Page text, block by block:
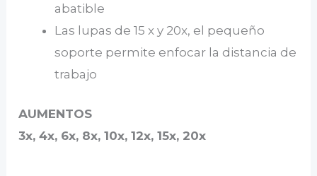
abatible
Las lupas de 15 x y 20x, el pequeño
soporte permite enfocar la distancia de
trabajo
AUMENTOS
3x, 4x, 6x, 8x, 10x, 12x, 15x, 20x